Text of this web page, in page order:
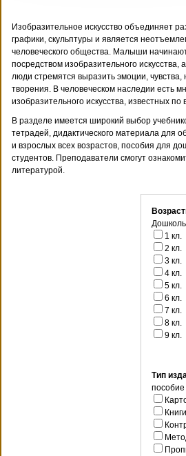
Изобразительное искусство объединяет
графики, скульптуры и является
человеческого общества. Малыши
посредством изобразительного искусства,
люди стремятся выразить эмоции, чувства,
творения. В человеческом наследии есть
изобразительного искусства, известных по
В разделе имеется широкий выбор
тетрадей, дидактического материала для
и взрослых всех возрастов, пособия для
студентов. Преподаватели смогут
литературой.
1 кл.
2 кл.
3 кл.
4 кл.
5 кл.
6 кл.
7 кл.
8 кл.
9 кл.
Тип
пособие